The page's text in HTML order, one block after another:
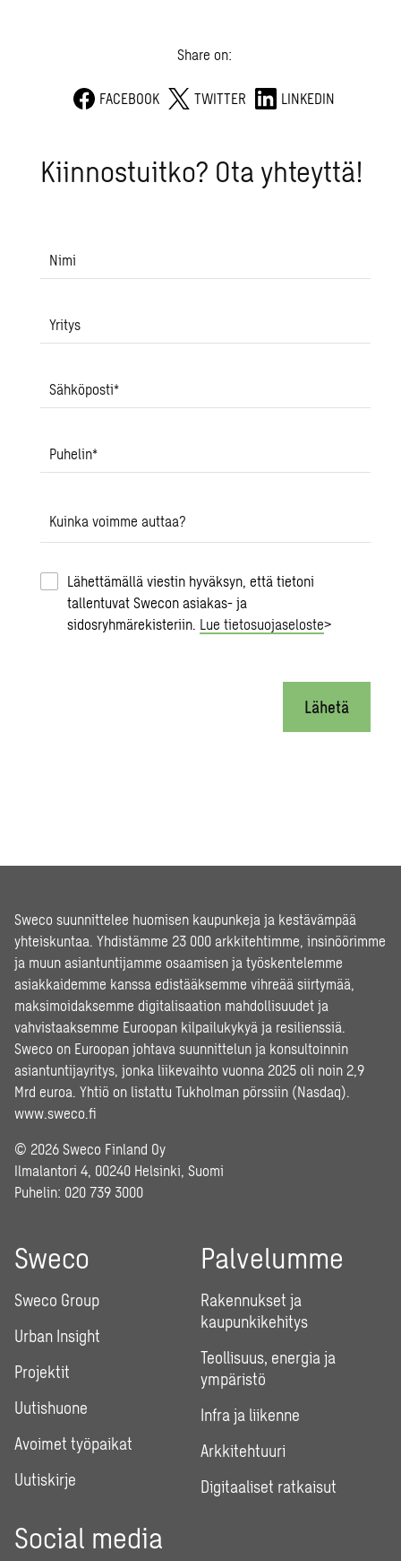
Share on:
FACEBOOK TWITTER LINKEDIN
Kiin­nos­tuit­ko? Ota yh­teyt­tä!
Nimi
Yritys
Sähköposti*
Puhelin*
Kuinka voimme auttaa?
Lähettämällä viestin hyväksyn, että tietoni
tallentuvat Swecon asiakas- ja
sidosryhmärekisteriin. Lue tietosuojaseloste>
Lähetä
Sweco suunnittelee huomisen kaupunkeja ja kestävämpää
yhteiskuntaa. Yhdistämme 23 000 arkkitehtimme, insinöörimme
ja muun asiantuntijamme osaamisen ja työskentelemme
asiakkaidemme kanssa edistääksemme vihreää siirtymää,
maksimoidaksemme digitalisaation mahdollisuudet ja
vahvistaaksemme Euroopan kilpailukykyä ja resilienssiä.
Sweco on Euroopan johtava suunnittelun ja konsultoinnin
asiantuntijayritys, jonka liikevaihto vuonna 2025 oli noin 2,9
Mrd euroa. Yhtiö on listattu Tukholman pörssiin (Nasdaq).
www.sweco.fi
© 2026 Sweco Finland Oy
Ilmalantori 4, 00240 Helsinki, Suomi
Puhelin: 020 739 3000
Sweco
Sweco Group
Urban Insight
Projektit
Uutishuone
Avoimet työpaikat
Uutiskirje
Palvelumme
Rakennukset ja
kaupunkikehitys
Teollisuus, energia ja
ympäristö
Infra ja liikenne
Arkkitehtuuri
Digitaaliset ratkaisut
Social media